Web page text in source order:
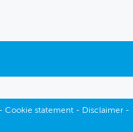
Cookie statement- Disclaimer-